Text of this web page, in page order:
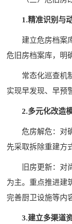
1.精准识别与
建立危房档案
危旧房档案库，明
常态化巡查机
实现早发现、早预
2.多元化改造
危房解危：对
先采取拆除重建方
旧房更新：对
为主。重点推进建
完善厨卫设施等内
3.建立多渠道